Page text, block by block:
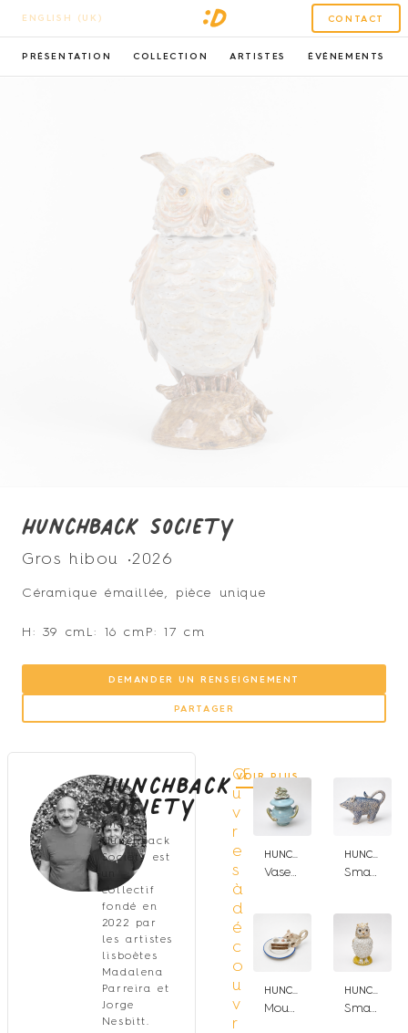
ENGLISH (UK) CONTACT
PRÉSENTATION COLLECTION ARTISTES ÉVÉNEMENTS
Hunchback Society
Gros hibou •2026
Céramique émaillée, pièce unique
H: 39 cm L: 16 cm P: 17 cm
DEMANDER UN RENSEIGNEMENT
PARTAGER
Hunchback
Society
The
Hunchback
Society est
collectif
fondé en
2022 par
les artistes
lisboètes
Madalena
Parreira et
Jorge
Nesbitt.
Œ
u
v
r
e
s
à
d
é
c
o
u
v
r
VOIR PLUS
HUNCHBACK SOCIETY
Vase with couple of frogs
HUNCHBACK SOCIETY
Small hof tureen
HUNCHBACK SOCIETY
Mouse and cake candleholder
HUNCHBACK SOCIETY
Small owl bottle